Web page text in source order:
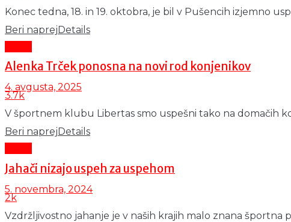
Konec tedna, 18. in 19. oktobra, je bil v Pušencih izjemno
Beri naprejDetails
Alenka Trček ponosna na novi rod konjenikov
4. avgusta, 2025
3.7k
V športnem klubu Libertas smo uspešni tako na domačih
Beri naprejDetails
Jahači nizajo uspeh za uspehom
5. novembra, 2024
2k
Vzdržljivostno jahanje je v naših krajih malo znana športna